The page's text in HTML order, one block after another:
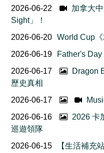
2026-06-22
加拿大
Sight」！
2026-06-20
World Cup
2026-06-19
Father's
2026-06-17
Dragon
歷史真相
2026-06-17
2026-06-16
2026 卡
巡遊領隊
2026-06-15
【生活補充